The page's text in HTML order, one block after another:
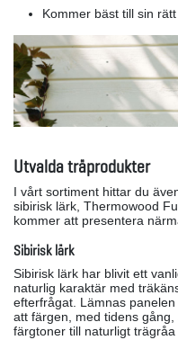
Kommer bäst till sin
Utvalda träprodukter
I vårt sortiment hittar du
sibirisk lärk, Thermowood
kommer att presentera
Sibirisk lärk
Sibirisk lärk har blivit ett
naturlig karaktär med
efterfrågat. Lämnas
att färgen, med tidens
färgtoner till naturligt trägråa